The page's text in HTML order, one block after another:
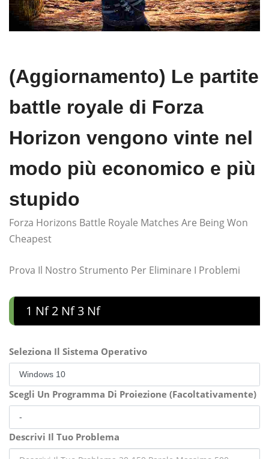
(Aggiornamento) Le partite
battle royale di Forza
Horizon vengono vinte nel
modo più economico e più
stupido
Forza Horizons Battle Royale Matches Are Being Won
Cheapest
Prova Il Nostro Strumento Per Eliminare I Problemi
1 Nf 2 Nf 3 Nf
Seleziona Il Sistema Operativo
Scegli Un Programma Di Proiezione (Facoltativamente)
Descrivi Il Tuo Problema